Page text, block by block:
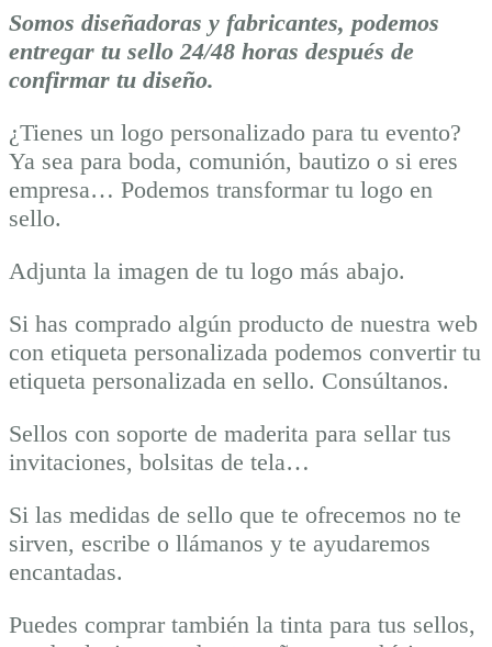
Somos diseñadoras y fabricantes, podemos
entregar tu sello 24/48 horas después de
confirmar tu diseño.
¿Tienes un logo personalizado para tu evento?
Ya sea para boda, comunión, bautizo o si eres
empresa… Podemos transformar tu logo en
sello.
Adjunta la imagen de tu logo más abajo.
Si has comprado algún producto de nuestra web
con etiqueta personalizada podemos convertir tu
etiqueta personalizada en sello. Consúltanos.
Sellos con soporte de maderita para sellar tus
invitaciones, bolsitas de tela…
Si las medidas de sello que te ofrecemos no te
sirven, escribe o llámanos y te ayudaremos
encantadas.
Puedes comprar también la tinta para tus sellos,